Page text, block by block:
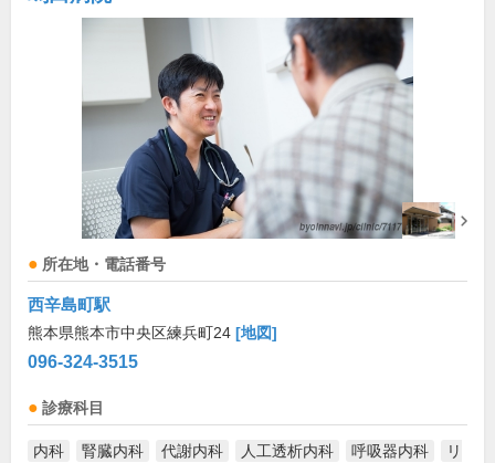
所在地・電話番号
西辛島町駅
熊本県熊本市中央区練兵町24 [地図]
096-324-3515
診療科目
内科 腎臓内科 代謝内科 人工透析内科 呼吸器内科
リ